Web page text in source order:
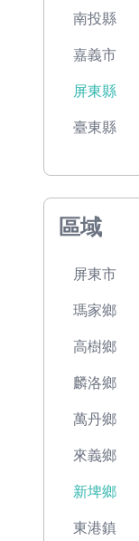
南投縣
嘉義市
屏東縣
臺東縣
區域
屏東市
瑪家鄉
高樹鄉
麟洛鄉
萬丹鄉
來義鄉
新埤鄉
東港鎮